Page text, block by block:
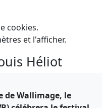
cookies.
et l'afficher.
Héliot
de Wallimage, le